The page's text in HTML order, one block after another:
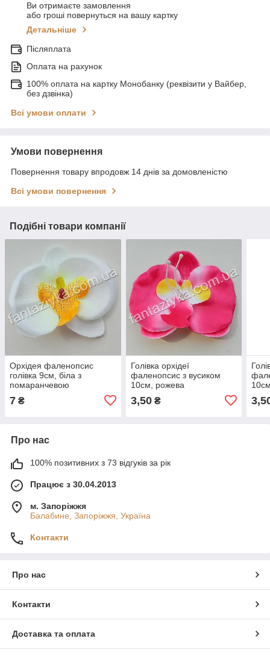
Ви отримаєте замовлення
або гроші повернуться на вашу картку
Детальніше
Післяплата
Оплата на рахунок
100% оплата на картку Монобанку (реквізити у Вайбер,
без дзвінка)
Всі умови оплати
Умови повернення
Повернення товару впродовж 14 днів за домовленістю
Всі умови повернення
Подібні товари компанії
Орхідея фаленопсис
голівка 9см, біла з
помаранчевою
7 ₴
Голівка орхідеї
фаленопсис з вусиком
10см, рожева
3,50₴
Про нас
100% позитивних з 73 відгуків за рік
Працює з 30.04.2013
м. Запоріжжя
Балабине, Запоріжжя, Україна
Контакти
Про нас
Контакти
Доставка та оплата